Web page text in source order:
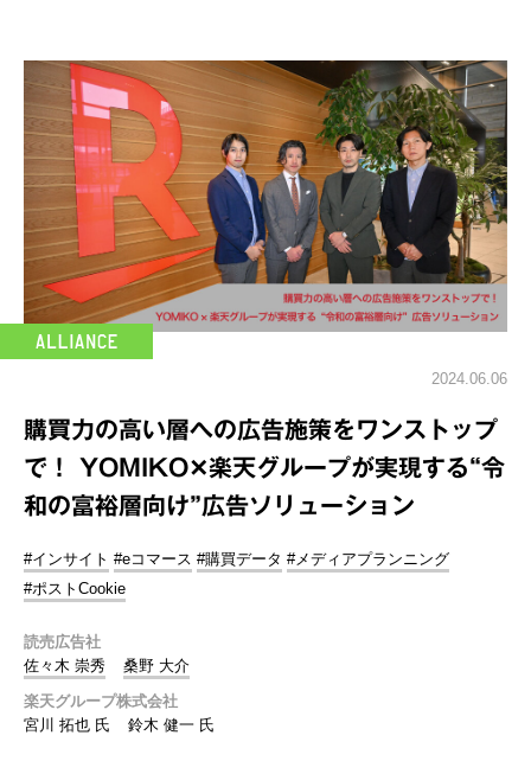
2024.06.06
購買力の高い層への広告施策をワンストップ
で！ YOMIKO✕楽天グループが実現する“令
和の富裕層向け”広告ソリューション
#インサイト #eコマース #購買データ #メディアプランニング
#ポストCookie
読売広告社
佐々木 崇秀
桑野 大介
楽天グループ株式会社
宮川 拓也 氏
鈴木 健一 氏